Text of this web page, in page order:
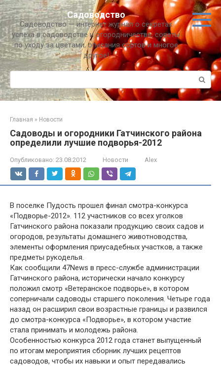
Перейти
к
контенту
Садоводство
Садоводство — интернет журнал о секретах
успеха в садоводстве и огородничестве, советы
по уходу за цветами, описания сортов и многое
другое!
Поиск:
Главная » Новости
Садоводы и огородники Гатчинского района
определили лучшие подворья-2012
Опубликовано: 23.08.2012 Новости Alex
В поселке Пудость прошел финал смотра-конкурса
«Подворье-2012». 112 участников со всех уголков
Гатчинского района показали продукцию своих садов и
огородов, результаты домашнего животноводства,
элементы оформления приусадебных участков, а также
предметы рукоделья.
Как сообщили 47News в пресс-службе администрации
Гатчинского района, исторически начало конкурсу
положил смотр «Ветеранское подворье», в котором
соперничали садоводы старшего поколения. Четыре года
назад он расширил свои возрастные границы и развился
до смотра-конкурса «Подворье», в котором участие
стала принимать и молодежь района.
Особенностью конкурса 2012 года станет выпущенный
по итогам мероприятия сборник лучших рецептов
садоводов, чтобы их навыки и опыт передавались